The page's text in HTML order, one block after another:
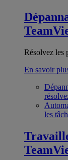
Résolvez les
En savoir
les